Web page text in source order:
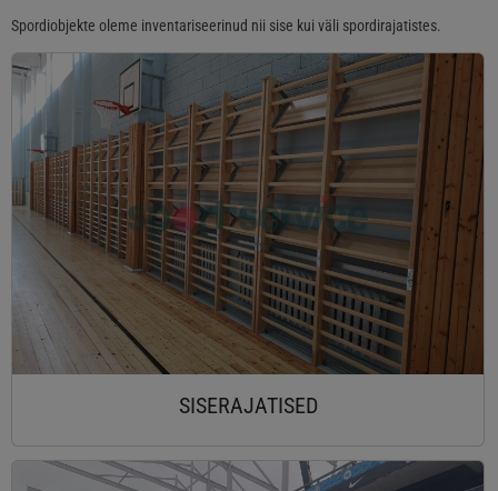
Spordiobjekte oleme inventariseerinud nii sise kui väli spordirajatistes.
SISERAJATISED